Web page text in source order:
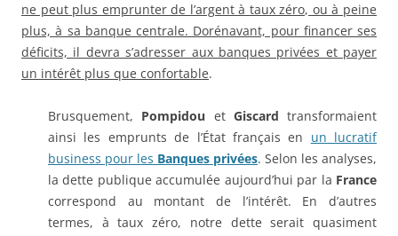
ne peut plus emprunter de l’argent à taux zéro, ou à peine
plus, à sa banque centrale. Dorénavant, pour financer ses
déficits, il devra s’adresser aux banques privées et payer
un intérêt plus que confortable.
Brusquement, Pompidou et Giscard transformaient
ainsi les emprunts de l’État français en un lucratif
business pour les Banques privées. Selon les analyses,
la dette publique accumulée aujourd’hui par la France
correspond au montant de l’intérêt. En d’autres
termes, à taux zéro, notre dette serait quasiment